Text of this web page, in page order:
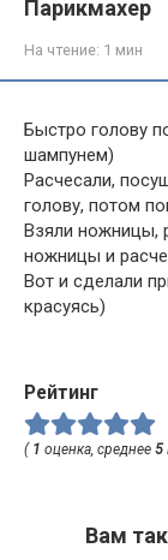
Парикмахер
На чтение: 1 мин
Быстро голову
шампунем)
Расчесали,
голову, потом
Взяли ножницы,
ножницы и
Вот и сделали
красуясь)
Рейтинг
( 1 оценка, среднее 5
Вам